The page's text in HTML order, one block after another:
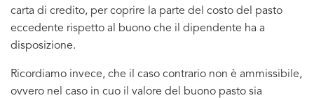
carta di credito, per coprire la parte del costo del pasto
eccedente rispetto al buono che il dipendente ha a
disposizione.
Ricordiamo invece, che il caso contrario non è ammissibile,
ovvero nel caso in cuo il valore del buono pasto sia